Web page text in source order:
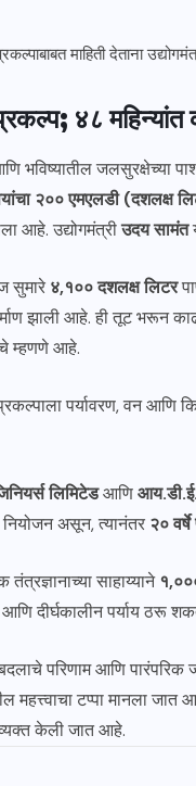
४८ महिन्यांत
भविष्यातील जलसुरक्षेच्या
२०० एमएलडी (दशलक्ष
आहे. उद्योगमंत्रीउदय सामंत
सुमारे ४,१०० दशलक्ष लिटर
झाली आहे. ही तूट भरून
म्हणणे आहे.
पर्यावरण, वन आणि
लिमिटेडआणि
असून, त्यानंतर २०
साहाय्याने
आणि दीर्घकालीन पर्याय
परिणाम आणि पारंपरिक
महत्त्वाचा टप्पा मानला
व्यक्त केली जात आहे.